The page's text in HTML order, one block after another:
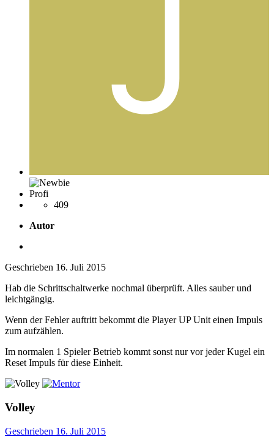
Profi
409
Autor
Geschrieben 16. Juli 2015
Hab die Schrittschaltwerke nochmal überprüft. Alles sauber und
leichtgängig.
Wenn der Fehler auftritt bekommt die Player UP Unit einen Impuls
zum aufzählen.
Im normalen 1 Spieler Betrieb kommt sonst nur vor jeder Kugel ein
Reset Impuls für diese Einheit.
Volley
Geschrieben 16. Juli 2015